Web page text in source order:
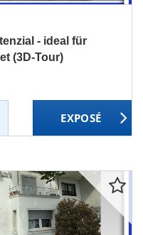
- ideal für
(3D-Tour)